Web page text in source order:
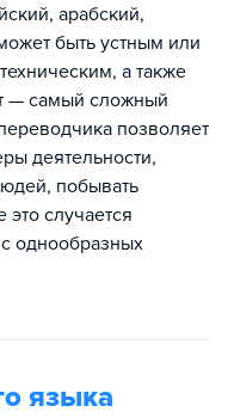
арабский,
быть устным или
а также
— самый сложный
позволяет
деятельности,
побывать
случается
однообразных
языка